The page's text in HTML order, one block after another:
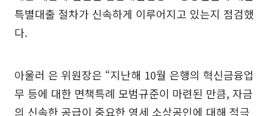
특별대출 절차가 신속하게 이루어지고 있는지 점검했
다.
아울러 은 위원장은 “지난해 10월 은행의 혁신금융업
무 등에 대한 면책특례 모범규준이 마련된 만큼, 자금
의 신속한 공급이 중요한 영세 소상공인에 대해 적극